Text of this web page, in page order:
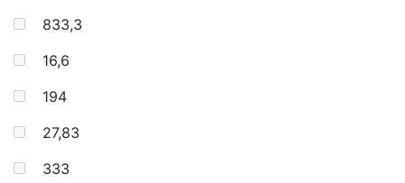
833,3
16,6
194
27,83
333